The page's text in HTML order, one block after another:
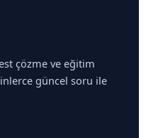
çözme ve eğitim
güncel soru ile